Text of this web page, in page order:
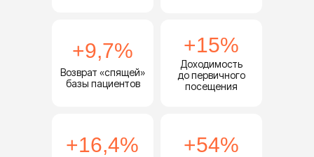
+9,7%
Возврат «спящей»
базы пациентов
+15%
Доходимость
до первичного
посещения
+16,4% +54%